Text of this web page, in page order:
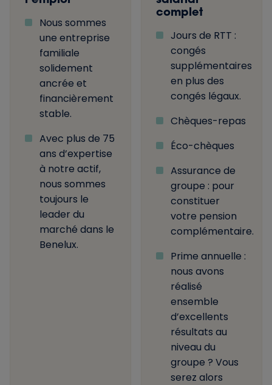
Nous sommes
une entreprise
familiale
solidement
ancrée et
financièrement
stable.
Avec plus de 75
ans d’expertise
à notre actif,
nous sommes
toujours le
leader du
marché dans le
Benelux.
complet
Jours de RTT :
congés
supplémentaires
en plus des
congés légaux.
Chèques-repas
Éco-chèques
Assurance de
groupe : pour
constituer
votre pension
complémentaire.
Prime annuelle :
nous avons
réalisé
ensemble
d’excellents
résultats au
niveau du
groupe ? Vous
serez alors